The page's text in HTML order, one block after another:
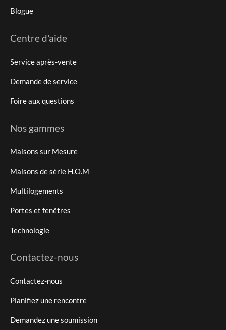
Blogue
Centre d'aide
Service après-vente
Demande de service
Foire aux questions
Nos gammes
Maisons sur Mesure
Maisons de série H.O.M
Multilogements
Portes et fenêtres
Technologie
Contactez-nous
Contactez-nous
Planifiez une rencontre
Demandez une soumission